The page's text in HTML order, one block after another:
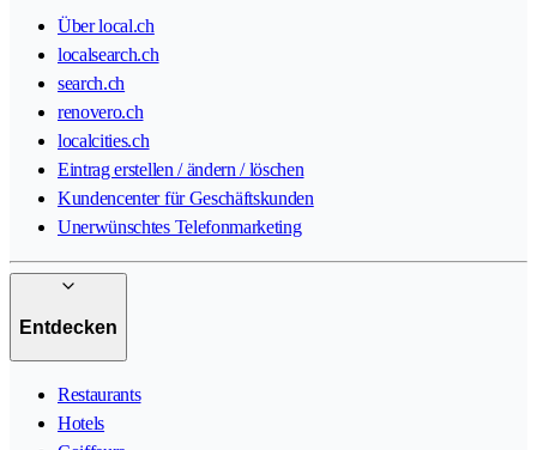
Über local.ch
localsearch.ch
search.ch
renovero.ch
localcities.ch
Eintrag erstellen / ändern / löschen
Kundencenter für Geschäftskunden
Unerwünschtes Telefonmarketing
Entdecken
Restaurants
Hotels